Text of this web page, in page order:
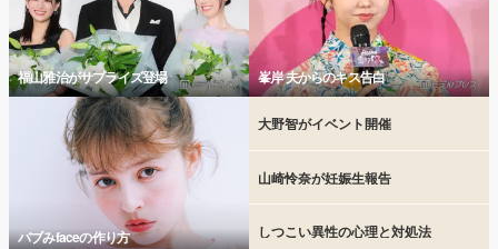
福山雅治がサプライズ登場 峯岸 夫からのキス告白
バブみfaceの作り方
大野智がイベント開催
山崎怜奈が妊娠生報告
しつこい異性の心理と対処法